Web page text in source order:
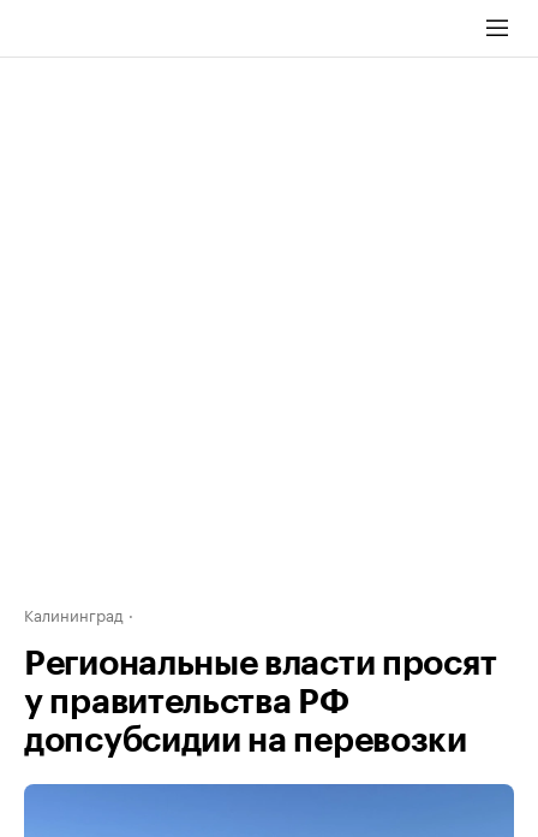
Калининград
Региональные власти просят
у правительства РФ
допсубсидии на перевозки